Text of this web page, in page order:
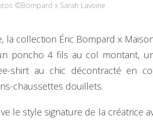
©Bompard x Sarah Lavoine
collection Éric Bompard x
poncho 4 fils au col montant,
shirt au chic décontracté en
chaussettes douillets.
le style signature de la créatrice